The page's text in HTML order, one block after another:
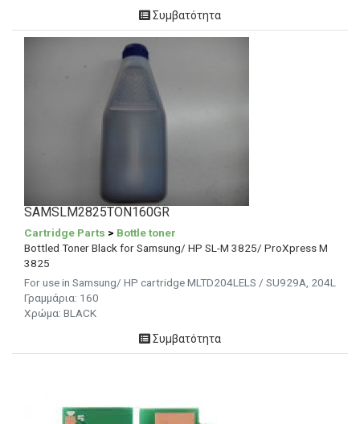
Συμβατότητα
SAMSLM2825TON160GR
Cartridge Parts > Bottle toner
Bottled Toner Black for Samsung/ HP SL-M 3825/ ProXpress M
3825
For use in Samsung/ HP cartridge MLTD204LELS / SU929A, 204L
Γραμμάρια: 160
Χρώμα: BLACK
Συμβατότητα